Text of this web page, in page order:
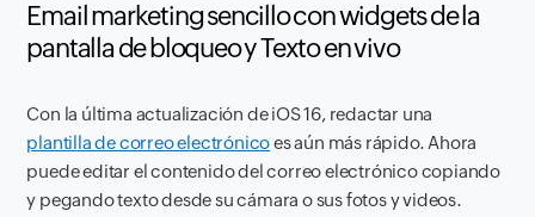
Email marketing sencillo con widgets de la
pantalla de bloqueo y Texto en vivo
Con la última actualización de iOS 16, redactar una
plantilla de correo electrónicoes aún más rápido. Ahora
puede editar el contenido del correo electrónico copiando
y pegando texto desde su cámara o sus fotos y videos.